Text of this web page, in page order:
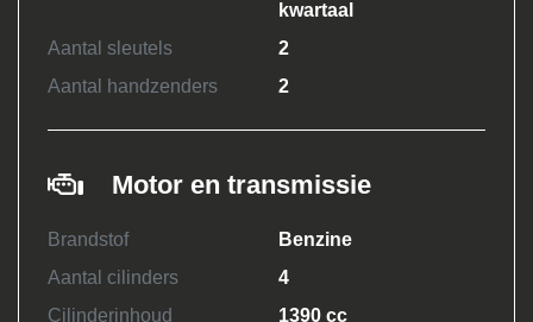
kwartaal
Aantal sleutels
2
Aantal handzenders
2
Motor en transmissie
Brandstof
Benzine
Aantal cilinders
4
Cilinderinhoud
1390 cc